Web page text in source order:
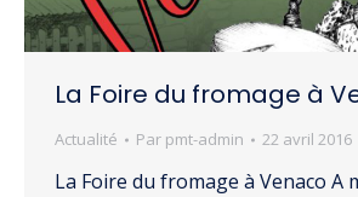
La Foire du fromage à
Actualité Par pmt-admin 22 avril 2016
La Foire du fromage à Venaco A